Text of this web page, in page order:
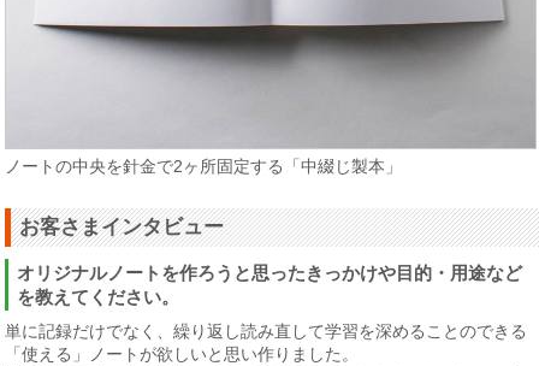
ノートの中央を針金で2ヶ所固定する「中綴じ製本」
お客さまインタビュー
オリジナルノートを作ろうと思ったきっかけや目的・用途など
を教えてください。
単に記録だけでなく、繰り返し読み直して学習を深めることのできる
「使える」ノートが欲しいと思い作りました。